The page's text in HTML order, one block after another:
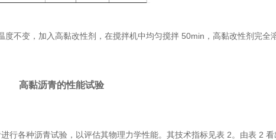
不变，加入高黏改性剂，在搅拌机中均匀搅拌 50min，高黏改性剂完全
高黏沥青的性能试验
行各种沥青试验，以评估其物理力学性能。其技术指标见表 2。由表 2